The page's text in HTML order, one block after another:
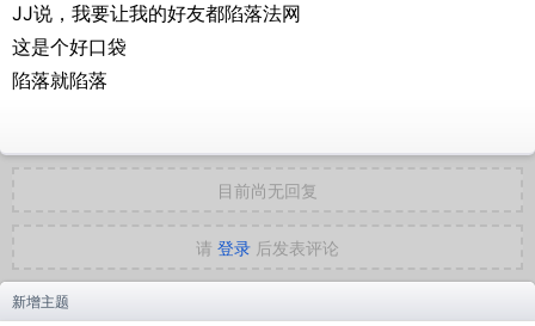
JJ说，我要让我的好友都陷落法网
这是个好口袋
陷落就陷落
目前尚无回复
请 登录 后发表评论
新增主题